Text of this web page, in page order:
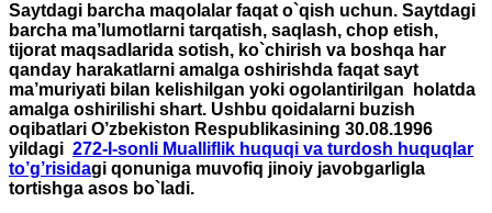
Saytdagi barcha maqolalar faqat o`qish uchun. Saytdagi
barcha ma’lumotlarni tarqatish, saqlash, chop etish,
tijorat maqsadlarida sotish, ko`chirish va boshqa har
qanday harakatlarni amalga oshirishda faqat sayt
ma’muriyati bilan kelishilgan yoki ogolantirilgan holatda
amalga oshirilishi shart. Ushbu qoidalarni buzish
oqibatlari O’zbekiston Respublikasining 30.08.1996
yildagi 272-I-sonli Mualliflik huquqi va turdosh huquqlar
to’g’risidagi qonuniga muvofiq jinoiy javobgarligla
tortishga asos bo`ladi.